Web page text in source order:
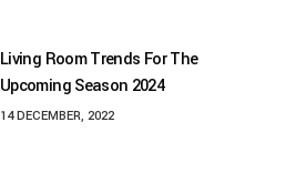
Living Room Trends For The
Upcoming Season 2024
14 DECEMBER, 2022